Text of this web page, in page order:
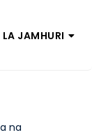
JAMHURI
na